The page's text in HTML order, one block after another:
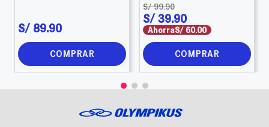
S/ 89.90
COMPRAR
S/ 99.90
S/ 39.90
AhorraS/ 60.00
COMPRAR